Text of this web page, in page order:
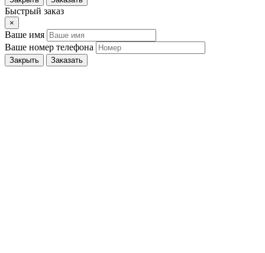
Быстрый заказ
×
Ваше имя
Ваше номер телефона
Закрыть Заказать